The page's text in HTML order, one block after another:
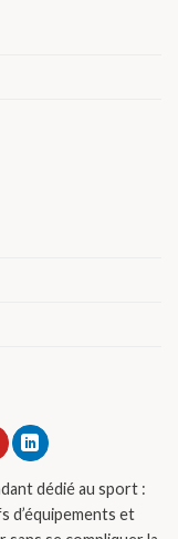
dédié au sport :
d’équipements et